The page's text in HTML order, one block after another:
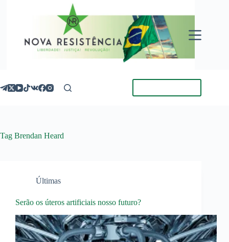
Tag Brendan Heard
Últimas
Serão os úteros artificiais nosso futuro?